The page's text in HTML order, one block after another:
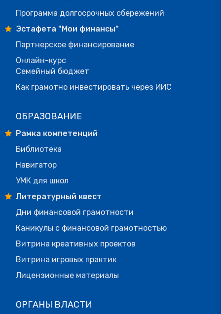
Программа долгосрочных сбережений
Эстафета "Мои финансы"
Партнерское финансирование
Онлайн-курс
Семейный бюджет
Как грамотно инвестировать через ИИС
ОБРАЗОВАНИЕ
Рамка компетенций
Библиотека
Навигатор
УМК для школ
Литературный квест
Дни финансовой грамотности
Каникулы с финансовой грамотностью
Витрина креативных проектов
Витрина игровых практик
Лицензионные материалы
ОРГАНЫ ВЛАСТИ